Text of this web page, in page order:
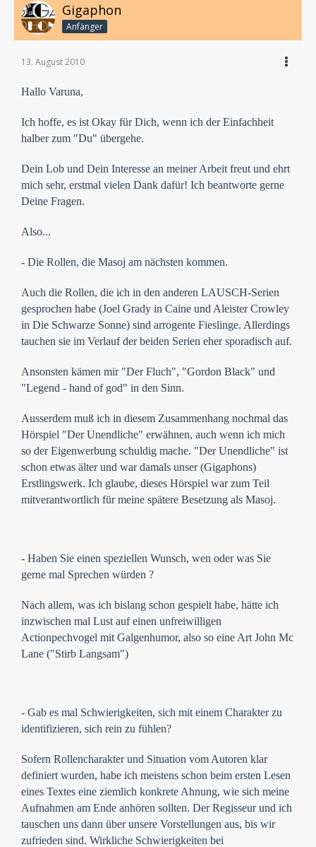
Gigaphon
Anfänger
13. August 2010
Hallo Varuna,
Ich hoffe, es ist Okay für Dich, wenn ich der Einfachheit
halber zum "Du" übergehe.
Dein Lob und Dein Interesse an meiner Arbeit freut und ehrt
mich sehr, erstmal vielen Dank dafür! Ich beantworte gerne
Deine Fragen.
Also...
- Die Rollen, die Masoj am nächsten kommen.
Auch die Rollen, die ich in den anderen LAUSCH-Serien
gesprochen habe (Joel Grady in Caine und Aleister Crowley
in Die Schwarze Sonne) sind arrogente Fieslinge. Allerdings
tauchen sie im Verlauf der beiden Serien eher sporadisch auf.
Ansonsten kämen mir "Der Fluch", "Gordon Black" und
"Legend - hand of god" in den Sinn.
Ausserdem muß ich in diesem Zusammenhang nochmal das
Hörspiel "Der Unendliche" erwähnen, auch wenn ich mich
so der Eigenwerbung schuldig mache. "Der Unendliche" ist
schon etwas älter und war damals unser (Gigaphons)
Erstlingswerk. Ich glaube, dieses Hörspiel war zum Teil
mitverantwortlich für meine spätere Besetzung als Masoj.
- Haben Sie einen speziellen Wunsch, wen oder was Sie
gerne mal Sprechen würden ?
Nach allem, was ich bislang schon gespielt habe, hätte ich
inzwischen mal Lust auf einen unfreiwilligen
Actionpechvogel mit Galgenhumor, also so eine Art John Mc
Lane ("Stirb Langsam")
- Gab es mal Schwierigkeiten, sich mit einem Charakter zu
identifizieren, sich rein zu fühlen?
Sofern Rollencharakter und Situation vom Autoren klar
definiert wurden, habe ich meistens schon beim ersten Lesen
eines Textes eine ziemlich konkrete Ahnung, wie sich meine
Aufnahmen am Ende anhören sollten. Der Regisseur und ich
tauschen uns dann über unsere Vorstellungen aus, bis wir
zufrieden sind. Wirkliche Schwierigkeiten bei